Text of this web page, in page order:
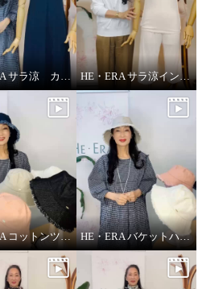
HE・ERA サラ涼 カップ付きスリップ HE・ERA サラ涼インナー
HE・ERA コットンツイル バケットハット HE・ERA バケットハット